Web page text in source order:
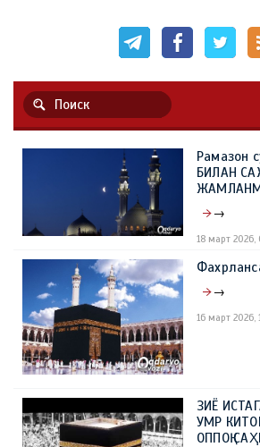
Рамазон
БИЛАН
→
18 март 2026,
→
16 март 2026,
ЗИЁ
УМР
ОППОҚ